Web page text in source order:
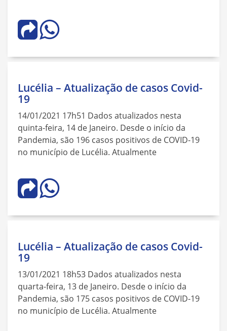
Lucélia – Atualização de casos Covid-
19
14/01/2021 17h51 Dados atualizados nesta
quinta-feira, 14 de Janeiro. Desde o início da
Pandemia, são 196 casos positivos de COVID-19
no município de Lucélia. Atualmente
Lucélia – Atualização de casos Covid-
19
13/01/2021 18h53 Dados atualizados nesta
quarta-feira, 13 de Janeiro. Desde o início da
Pandemia, são 175 casos positivos de COVID-19
no município de Lucélia. Atualmente